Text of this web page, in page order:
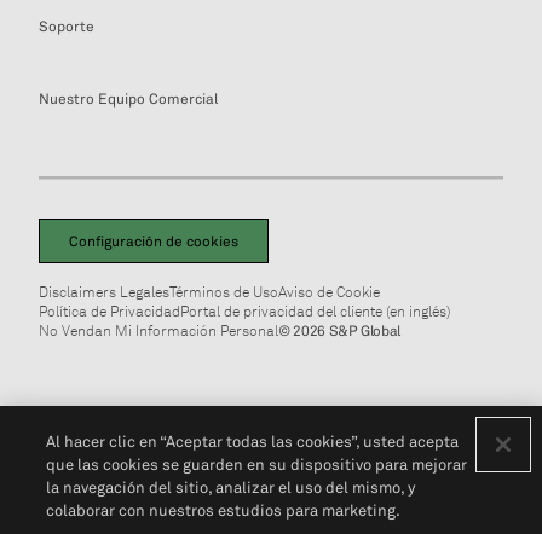
Soporte
Nuestro Equipo Comercial
Configuración de cookies
Disclaimers LegalesTérminos de UsoAviso de Cookie
Política de PrivacidadPortal de privacidad del cliente (en inglés)
No Vendan Mi Información Personal© 2026 S&P Global
Al hacer clic en “Aceptar todas las cookies”, usted acepta
que las cookies se guarden en su dispositivo para mejorar
la navegación del sitio, analizar el uso del mismo, y
colaborar con nuestros estudios para marketing.